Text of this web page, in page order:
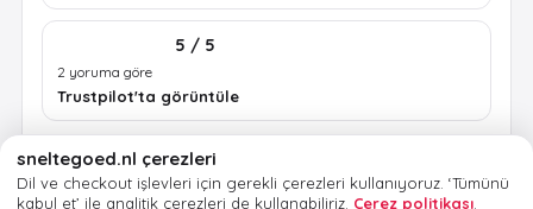
5 / 5
2 yoruma göre
Trustpilot'ta görüntüle
ŞartlarGizlilik Çerez politikası
sneltegoed.nl çerezleri
Dil ve checkout işlevleri için gerekli çerezleri kullanıyoruz. ‘Tümünü
kabul et’ ile analitik çerezleri de kullanabiliriz. Çerez politikası